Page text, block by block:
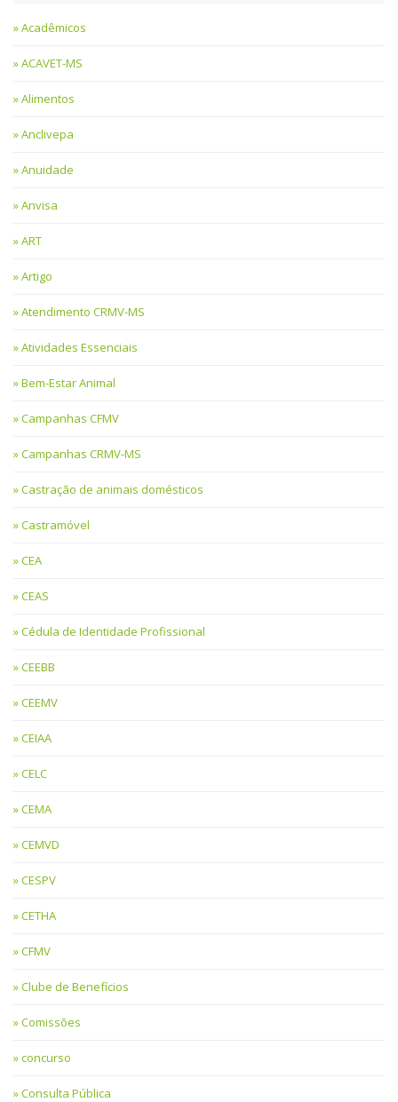
Acadêmicos
ACAVET-MS
Alimentos
Anclivepa
Anuidade
Anvisa
ART
Artigo
Atendimento CRMV-MS
Atividades Essenciais
Bem-Estar Animal
Campanhas CFMV
Campanhas CRMV-MS
Castração de animais domésticos
Castramóvel
CEA
CEAS
Cédula de Identidade Profissional
CEEBB
CEEMV
CEIAA
CELC
CEMA
CEMVD
CESPV
CETHA
CFMV
Clube de Benefícios
Comissões
concurso
Consulta Pública